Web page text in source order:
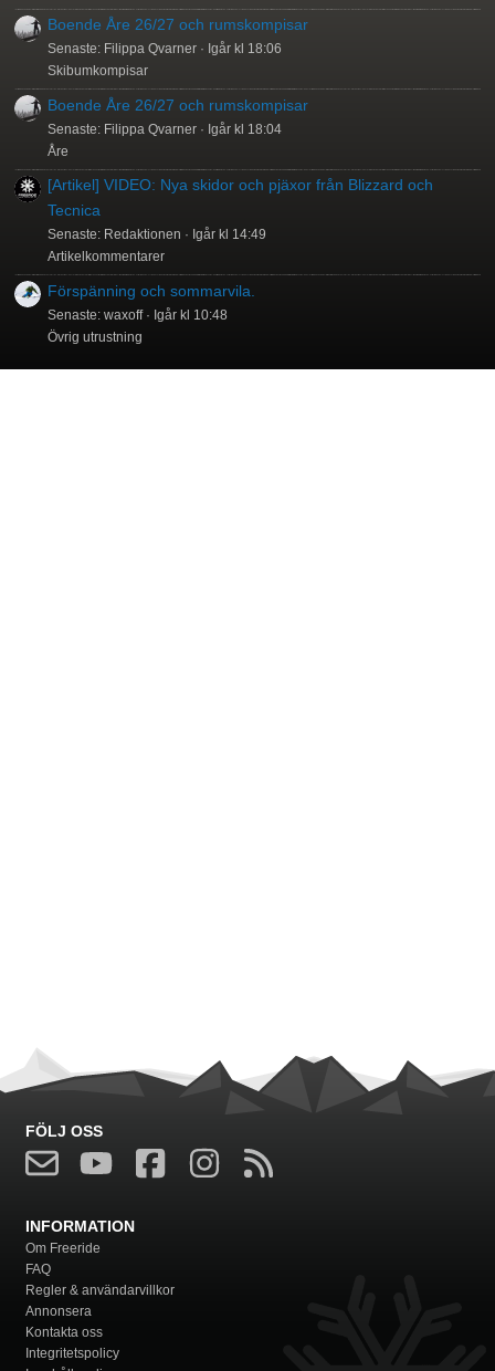
Boende Åre 26/27 och rumskompisar
Senaste: Filippa Qvarner
Igår kl 18:06
Skibumkompisar
Boende Åre 26/27 och rumskompisar
Senaste: Filippa Qvarner
Igår kl 18:04
Åre
[Artikel] VIDEO: Nya skidor och pjäxor från Blizzard och
Tecnica
Senaste: Redaktionen
Igår kl 14:49
Artikelkommentarer
Förspänning och sommarvila.
Senaste: waxoff
Igår kl 10:48
Övrig utrustning
FÖLJ OSS
INFORMATION
Om Freeride
FAQ
Regler & användarvillkor
Annonsera
Kontakta oss
Integritetspolicy